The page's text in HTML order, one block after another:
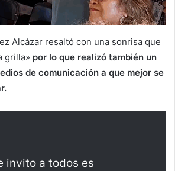
Alcázar resaltó con una sonrisa que
grilla» por lo que realizó también un
de comunicación a que mejor se
invito a todos es